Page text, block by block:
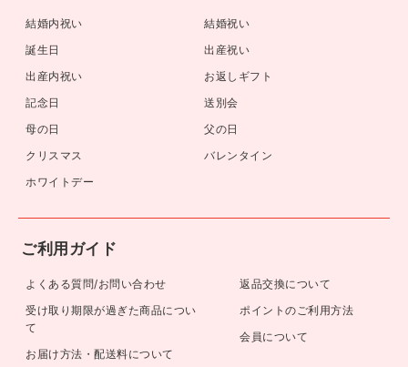
結婚内祝い
結婚祝い
誕生日
出産祝い
出産内祝い
お返しギフト
記念日
送別会
母の日
父の日
クリスマス
バレンタイン
ホワイトデー
ご利用ガイド
よくある質問/お問い合わせ
受け取り期限が過ぎた商品につい
て
お届け方法・配送料について
返品交換について
ポイントのご利用方法
会員について